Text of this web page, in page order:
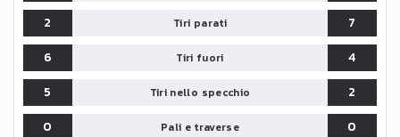
2 Tiri parati
7
6
Tiri fuori
4
5
Tiri nello specchio
2
0
Pali e traverse
0